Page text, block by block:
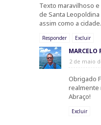
Texto maravilhoso
de Santa
assim como a
Responder Excluir
MARCELO
2 de maio
Obrigado
realmente
Abraço!
Excluir